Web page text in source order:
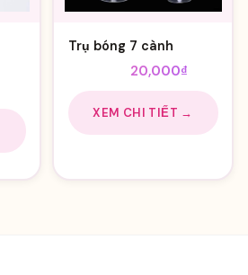
Trụ bóng 7 cành
Giá
gốc
là:
28,000₫.
20,000₫
hiện
tại
là:
XEM CHI TIẾT →